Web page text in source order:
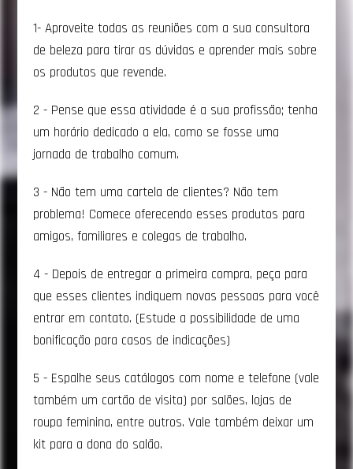
1- Aproveite todas as reuniões com a sua consultora
de beleza para tirar as dúvidas e aprender mais sobre
os produtos que revende.
2 - Pense que essa atividade é a sua profissão; tenha
um horário dedicado a ela, como se fosse uma
jornada de trabalho comum.
3 - Não tem uma cartela de clientes? Não tem
problema! Comece oferecendo esses produtos para
amigos, familiares e colegas de trabalho.
4 - Depois de entregar a primeira compra, peça para
que esses clientes indiquem novas pessoas para você
entrar em contato. (Estude a possibilidade de uma
bonificação para casos de indicações)
5 - Espalhe seus catálogos com nome e telefone (vale
também um cartão de visita) por salões, lojas de
roupa feminina, entre outros. Vale também deixar um
kit para a dona do salão.